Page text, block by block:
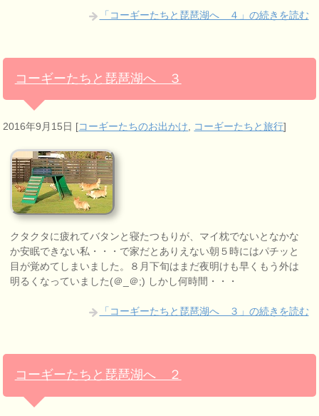
「コーギーたちと琵琶湖へ ４」の続きを読む
コーギーたちと琵琶湖へ ３
2016年9月15日 [コーギーたちのお出かけ コーギーたちと旅行]
クタクタに疲れてバタンと寝たつもりが、マイ枕でないとなかな
か安眠できない私・・・で家だとありえない朝５時にはパチッと
目が覚めてしまいました。８月下旬はまだ夜明けも早くもう外は
明るくなっていました(＠_＠;) しかし何時間・・・
「コーギーたちと琵琶湖へ ３」の続きを読む
コーギーたちと琵琶湖へ ２